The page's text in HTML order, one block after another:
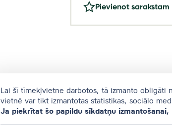
Pievienot sarakstam
Lai šī tīmekļvietne darbotos, tā izmanto obligāti
vietnē var tikt izmantotas statistikas, sociālo
Ja piekrītat šo papildu sīkdatņu